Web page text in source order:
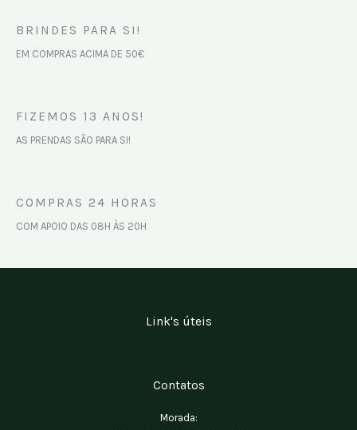
BRINDES PARA SI!
EM COMPRAS ACIMA DE 50€
FIZEMOS 13 ANOS!
AS PRENDAS SÃO PARA SI!
COMPRAS 24 HORAS
COM APOIO DAS 08H ÀS 20H
Link's úteis
Contatos
Morada: